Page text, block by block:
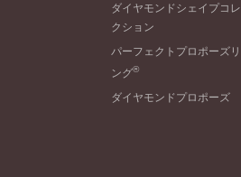
10万円台～
ダイヤモンドシェイプコレ
クション
パーフェクトプロポーズリ
ング®
ダイヤモンドプロポーズ